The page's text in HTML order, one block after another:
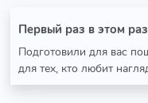
Первый раз в этом
Подготовили для вас
для тех, кто любит